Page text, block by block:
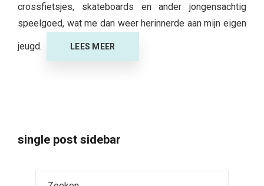
crossfietsjes, skateboards en ander jongensachtig
speelgoed, wat me dan weer herinnerde aan mijn eigen
jeugd. LEES MEER
single post sidebar